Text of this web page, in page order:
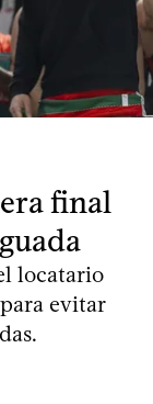
final
locatario
evitar